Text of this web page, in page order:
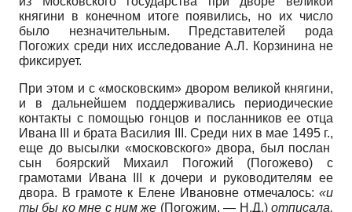
княгини в конечном итоге появились, но их число
было незначительным. Представителей рода
Погожих среди них исследование А.Л. Корзинина не
фиксирует.
При этом и с «московским» двором великой княгини,
и в дальнейшем поддерживались периодические
контакты с помощью гонцов и посланников ее отца
Ивана III и брата Василия III. Среди них в мае 1495 г.,
еще до высылки «московского» двора, был послан
сын боярский Михаил Погожий (Погожево) с
грамотами Ивана III к дочери и руководителям ее
двора. В грамоте к Елене Ивановне отмечалось: «и
ты бы ко мне с ним же (Погожим. — Н.Д.)отписала,